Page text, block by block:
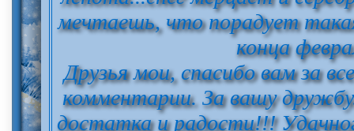
мечтаешь, что порадует
конца
Друзья мои, спасибо вам за
комментарии. За вашу
достатка и радости!!!